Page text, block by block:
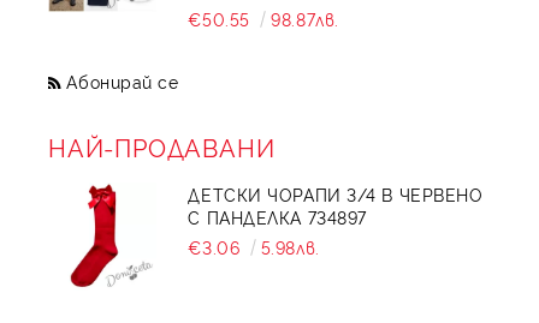
€50.55
98.87лв.
Абонирай се
НАЙ-ПРОДАВАНИ
ДЕТСКИ ЧОРАПИ 3/4 В ЧЕРВЕНО
С ПАНДЕЛКА 734897
€3.06
5.98лв.